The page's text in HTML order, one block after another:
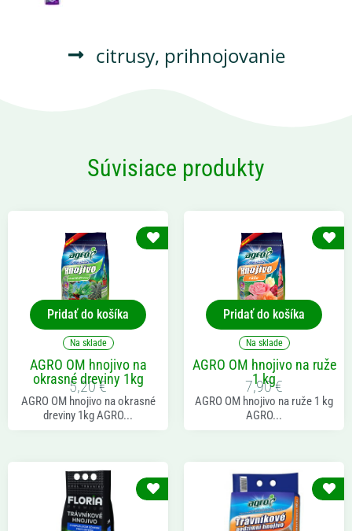
citrusy, prihnojovanie
Súvisiace produkty
Pridať do košíka
Na sklade
AGRO OM hnojivo na
okrasné dreviny 1kg
5,20€
AGRO OM hnojivo na okrasné
dreviny 1kg AGRO...
Pridať do košíka
Na sklade
AGRO OM hnojivo na ruže
1 kg
7,90€
AGRO OM hnojivo na ruže 1 kg
AGRO...